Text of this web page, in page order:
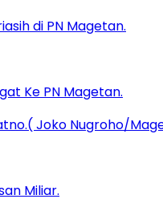
Ke PN Magetan.
Miliar.